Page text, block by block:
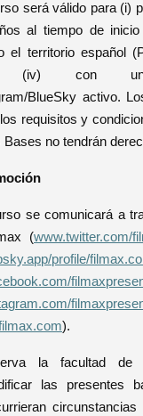
será válido para (i)
al tiempo de
el territorio español
y (iv) con
BlueSky activo.
requisitos y
no tendrán
se comunicará a
(www.twitter.com/
profile/
).
la facultad de
las presentes
circunstancias